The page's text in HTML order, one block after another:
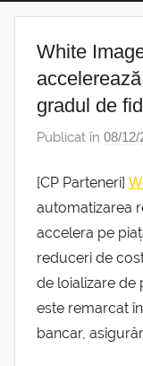
White
gradul de
Publicat în 08/12/
[CP Parteneri]
automatizarea
accelera pe
reduceri de
de loializare de
este remarcat
bancar,